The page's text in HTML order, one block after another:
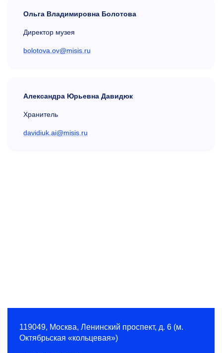
Ольга Владимировна Болотова
Директор музея
bolotova.ov@misis.ru
Александра Юрьевна Давидюк
Хранитель
davidiuk.ai@misis.ru
119049, Москва, Ленинский проспект, д. 6 (м.
Октябрьская «кольцевая»)